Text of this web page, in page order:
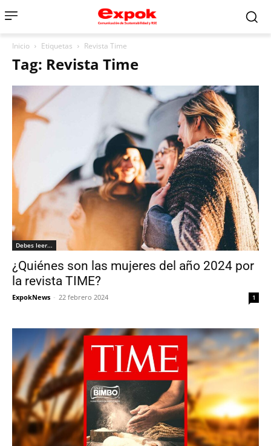
Inicio Etiquetas Revista Time
Tag: Revista Time
Debes leer...
¿Quiénes son las mujeres del año 2024 por
la revista TIME?
ExpokNews - 22 febrero 2024 1